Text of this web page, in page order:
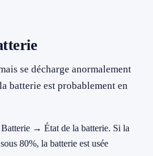
se décharge anormalement
batterie est probablement en
→ État de la batterie. Si la
80%, la batterie est usée